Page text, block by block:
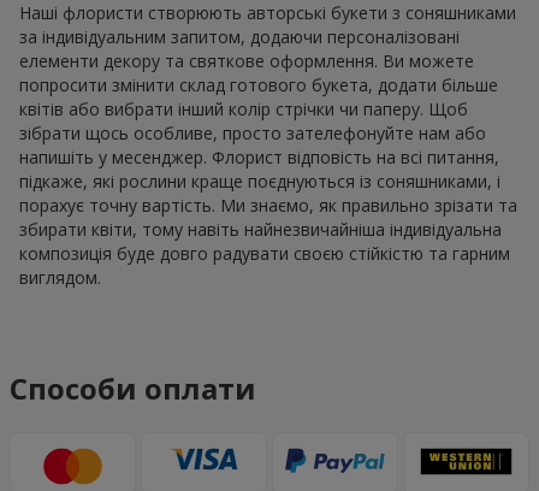
Наші флористи створюють авторські букети з соняшниками
за індивідуальним запитом, додаючи персоналізовані
елементи декору та святкове оформлення. Ви можете
попросити змінити склад готового букета, додати більше
квітів або вибрати інший колір стрічки чи паперу. Щоб
зібрати щось особливе, просто зателефонуйте нам або
напишіть у месенджер. Флорист відповість на всі питання,
підкаже, які рослини краще поєднуються із соняшниками, і
порахує точну вартість. Ми знаємо, як правильно зрізати та
збирати квіти, тому навіть найнезвичайніша індивідуальна
композиція буде довго радувати своєю стійкістю та гарним
виглядом.
Способи оплати